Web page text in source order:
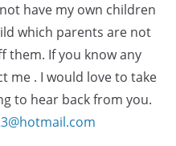
have my own children
which parents are not
them. If you know any
me . I would love to take
to hear back from you.